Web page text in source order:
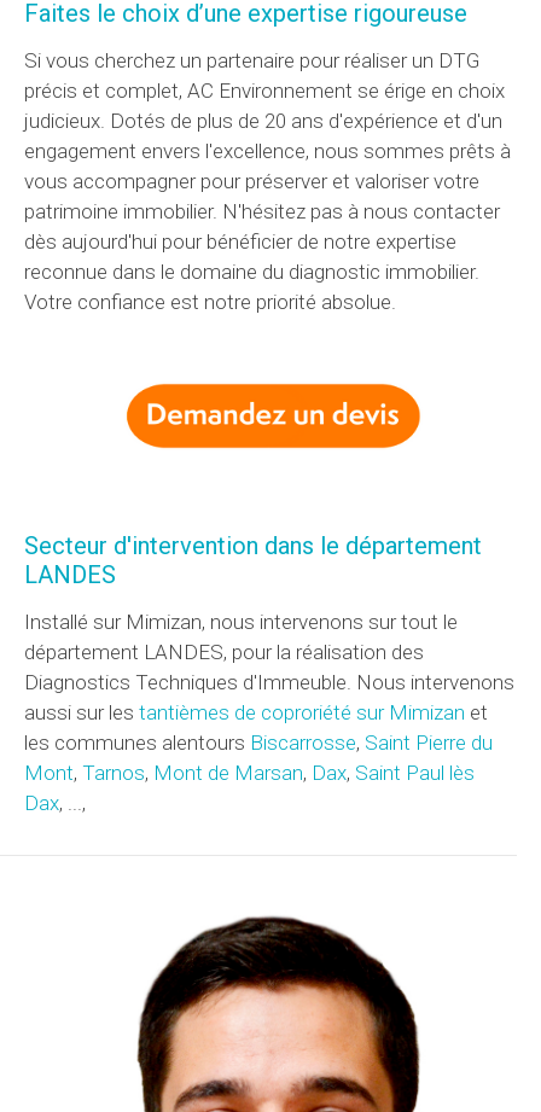
Faites le choix d’une expertise rigoureuse
Si vous cherchez un partenaire pour réaliser un DTG
précis et complet, AC Environnement se érige en choix
judicieux. Dotés de plus de 20 ans d'expérience et d'un
engagement envers l'excellence, nous sommes prêts à
vous accompagner pour préserver et valoriser votre
patrimoine immobilier. N'hésitez pas à nous contacter
dès aujourd'hui pour bénéficier de notre expertise
reconnue dans le domaine du diagnostic immobilier.
Votre confiance est notre priorité absolue.
Secteur d'intervention dans le département
LANDES
Installé sur Mimizan, nous intervenons sur tout le
département LANDES, pour la réalisation des
Diagnostics Techniques d'Immeuble. Nous intervenons
aussi sur les tantièmes de coproriété sur Mimizan et
les communes alentours Biscarrosse, Saint Pierre du
Mont, Tarnos, Mont de Marsan, Dax, Saint Paul lès
Dax, ...,